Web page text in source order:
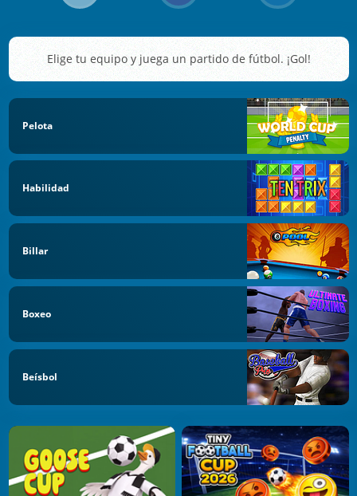
Elige tu equipo y juega un partido de fútbol. ¡Gol!
Pelota
Habilidad
Billar
Boxeo
Beísbol